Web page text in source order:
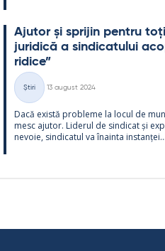
Aju­tor și spri­jin pentru
ju­ri­dică a sin­dica­tu­lui
ri­dice”
Categorii
Știri
13 august 2024
Dacă există probleme la locul de
mesc aju­tor. Li­de­rul de sin­dicat și
ne­voie, sin­dica­tul va înainta ins­tanței...